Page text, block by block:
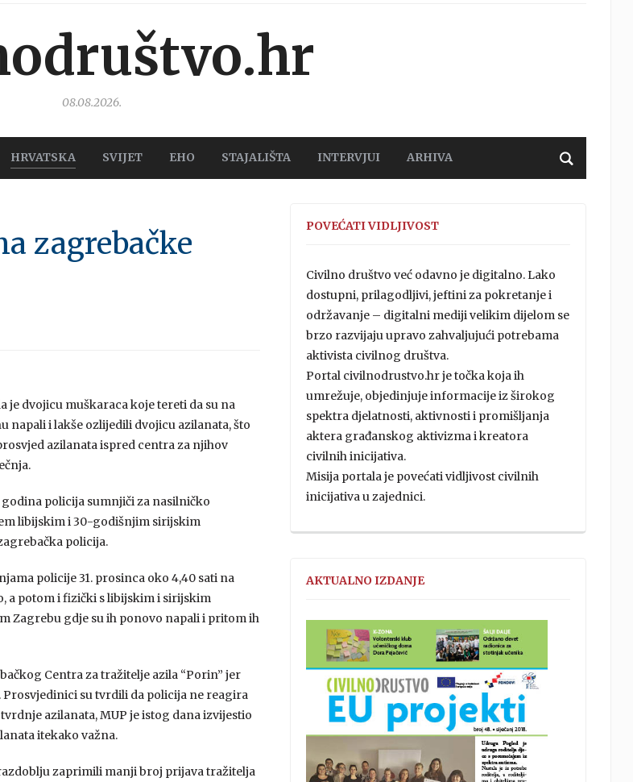
08.08.2026.
HRVATSKA SVIJET EHO STAJALIŠTA INTERVJUI ARHIVA
zagrebačke
je dvojicu muškaraca koje tereti da su na
napali i lakše ozlijedili dvojicu azilanata, što
azilanata ispred centra za njihov
policija sumnjiči za nasilničko
libijskim i 30-godišnjim sirijskim
policija.
policije 31. prosinca oko 4,40 sati na
a potom i fizički s libijskim i sirijskim
Zagrebu gdje su ih ponovo napali i pritom ih
Centra za tražitelje azila “Porin” jer
su tvrdili da policija ne reagira
azilanata, MUP je istog dana izvijestio
itekako važna.
zaprimili manji broj prijava tražitelja
POVEĆATI VIDLJIVOST
Civilno društvo već odavno je digitalno. Lako
dostupni, prilagodljivi, jeftini za pokretanje i
održavanje – digitalni mediji velikim dijelom se
brzo razvijaju upravo zahvaljujući potrebama
aktivista civilnog društva.
Portal civilnodrustvo.hr je točka koja ih
umrežuje, objedinjuje informacije iz širokog
spektra djelatnosti, aktivnosti i promišljanja
aktera građanskog aktivizma i kreatora
civilnih inicijativa.
Misija portala je povećati vidljivost civilnih
inicijativa u zajednici.
AKTUALNO IZDANJE